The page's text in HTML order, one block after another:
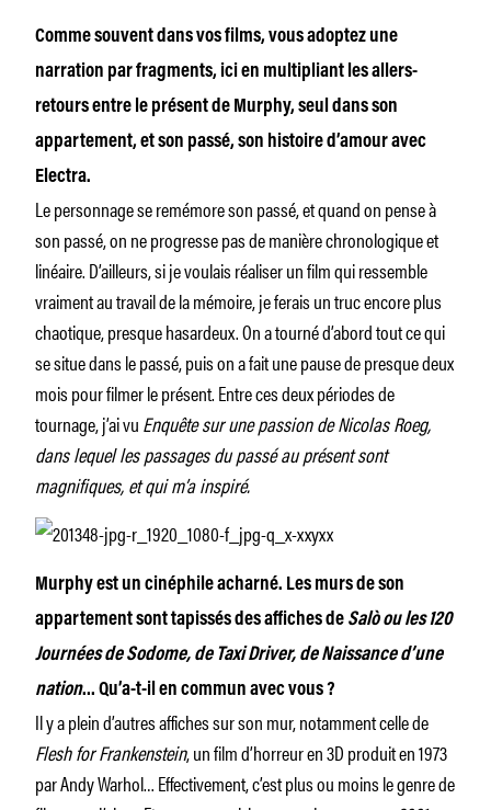
Comme souvent dans vos films, vous adoptez une
narration par fragments, ici en multipliant les allers-
retours entre le présent de Murphy, seul dans son
appartement, et son passé, son histoire d’amour avec
Electra.
Le personnage se remémore son passé, et quand on pense à
son passé, on ne progresse pas de manière chronologique et
linéaire. D’ailleurs, si je voulais réaliser un film qui ressemble
vraiment au travail de la mémoire, je ferais un truc encore plus
chaotique, presque hasardeux. On a tourné d’abord tout ce qui
se situe dans le passé, puis on a fait une pause de presque deux
mois pour filmer le présent. Entre ces deux périodes de
tournage, j’ai vuEnquête sur une passion de Nicolas Roeg,
dans lequel les passages du passé au présent sont
magnifiques, et qui m’a inspiré.
Murphy est un cinéphile acharné. Les murs de son
appartement sont tapissés des affiches de Salò ou les 120
Journées de Sodome, de Taxi Driver, de Naissance d’une
nation… Qu’a-t-il en commun avec vous ?
Il y a plein d’autres affiches sur son mur, notamment celle de
Flesh for Frankenstein, un film d’horreur en 3D produit en 1973
par Andy Warhol… Effectivement, c’est plus ou moins le genre de